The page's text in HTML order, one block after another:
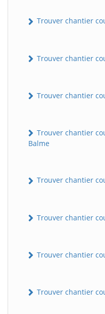
Trouver chantier
Trouver chantier
Trouver chantier
Trouver chantier
Balme
Trouver chantier
Trouver chantier
Trouver chantier
Trouver chantier